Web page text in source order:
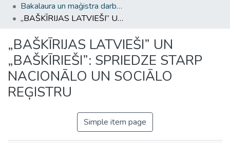
Bakalaura un maģistra darbi (HZF) / Bachelor's and Master's theses
„BAŠKĪRIJAS LATVIEŠI” UN „BAŠKĪRIEŠI”: SPRIEDZE STARP NACIONĀLO UN SOCIĀLO REĢISTRU
„BAŠKĪRIJAS LATVIEŠI” UN
„BAŠKĪRIEŠI”: SPRIEDZE STARP
NACIONĀLO UN SOCIĀLO
REĢISTRU
Simple item page